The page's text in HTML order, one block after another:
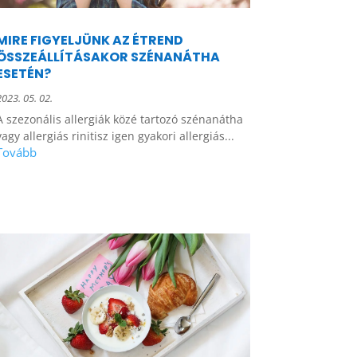
FIGYELJÜNK AZ ÉTREND
SZÉNANÁTHA
05. 02.
szezonális allergiák közé tartozó szénanátha
allergiás rinitisz igen gyakori allergiás...